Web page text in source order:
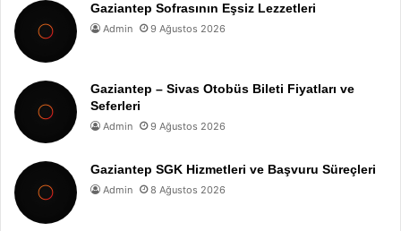
Gaziantep Sofrasının Eşsiz Lezzetleri
Admin 9 Ağustos 2026
Gaziantep – Sivas Otobüs Bileti Fiyatları ve
Seferleri
Admin 9 Ağustos 2026
Gaziantep SGK Hizmetleri ve Başvuru Süreçleri
Admin 8 Ağustos 2026